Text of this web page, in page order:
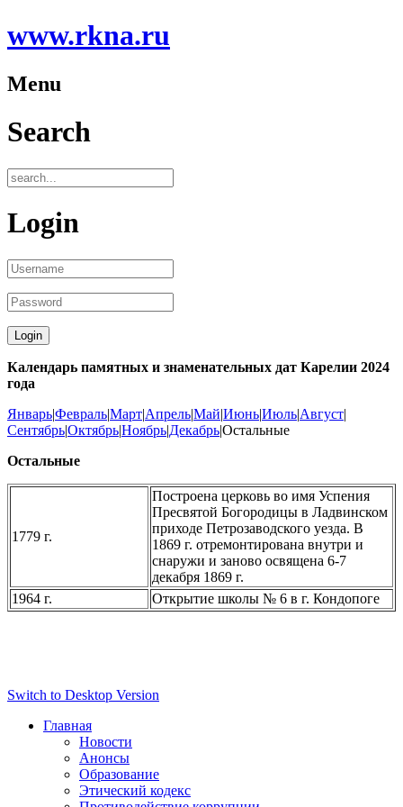
www.rkna.ru
Menu
Search
Login
Календарь памятных и знаменательных дат Карелии 2024
года
Январь|Февраль|Март|Апрель|Май|Июнь|Июль|Август|
Сентябрь|Октябрь|Ноябрь|Декабрь|Остальные
Остальные
1779 г.
Построена церковь во имя Успения
Пресвятой Богородицы в Ладвинском
приходе Петрозаводского уезда. В
1869 г. отремонтирована внутри и
снаружи и заново освящена 6-7
декабря 1869 г.
1964 г.
Открытие школы № 6 в г. Кондопоге
Switch to Desktop Version
Главная
Новости
Анонсы
Образование
Этический кодекс